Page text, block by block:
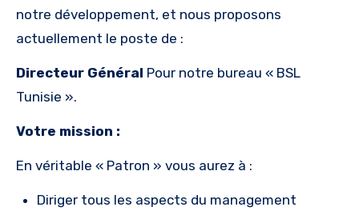
notre développement, et nous proposons
actuellement le poste de :
Directeur Général Pour notre bureau « BSL
Tunisie ».
Votre mission :
En véritable « Patron » vous aurez à :
Diriger tous les aspects du management